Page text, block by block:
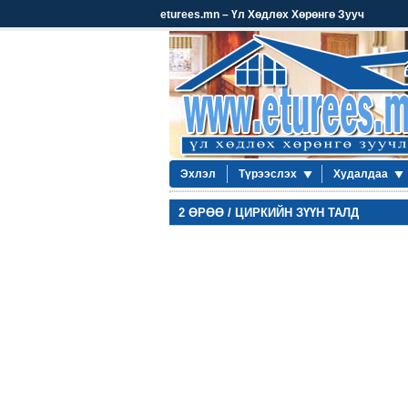
eturees.mn – Үл Хөдлөх Хөрөнгө Зууч
Эхлэл Түрээслэх Худалдаа
2 ӨРӨӨ / ЦИРКИЙН ЗҮҮН ТАЛД